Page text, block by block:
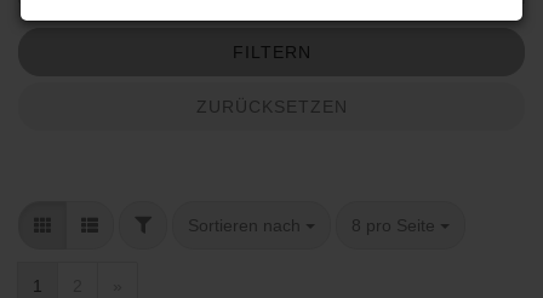
Schon in der Sale Ecke vorbeigeschaut? Es sind wieder
Du bist Groomer oder Züchter?
Schreibt mir ebenfalls eine Whats App
FILTERN
ZURÜCKSETZEN
FILTERSortieren nach
Sortieren nach 8 pro Seite
pro Seite
1